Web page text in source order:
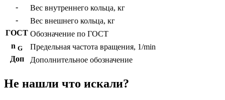
-
Вес внутреннего кольца, кг
-
Вес внешнего кольца, кг
ГОСТ Обозначение по ГОСТ
n G
Предельная частота вращения, 1/min
Доп
Дополнительное обозначение
Не нашли что искали?